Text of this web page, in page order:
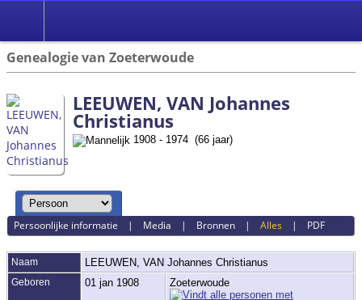
Genealogie van Zoeterwoude
LEEUWEN, VAN Johannes
Christianus
1908 - 1974 (66 jaar)
Persoonlijke informatie | Media | Bronnen |Alles | PDF
Naam LEEUWEN, VAN Johannes Christianus
Geboren 01 jan 1908 Zoeterwoude